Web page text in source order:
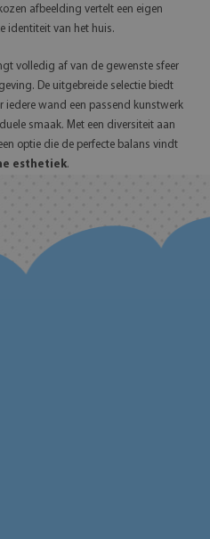
afbeelding vertelt een eigen
identiteit van het huis.
volledig af van de gewenste sfeer
De uitgebreide selectie biedt
wand een passend kunstwerk
smaak. Met een diversiteit aan
optie die de perfecte balans vindt
esthetiek.